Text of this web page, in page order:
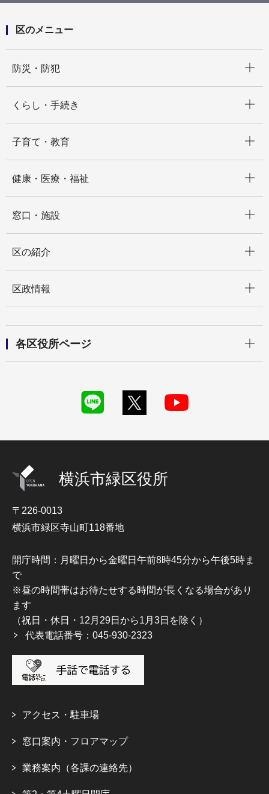
区のメニュー
防災・防犯
くらし・手続き
子育て・教育
健康・医療・福祉
窓口・施設
区の紹介
区政情報
各区役所ページ
横浜市緑区役所
〒226-0013
横浜市緑区寺山町118番地
開庁時間：月曜日から金曜日午前8時45分から午後5時ま
で
※昼の時間帯はお待たせする時間が長くなる場合があり
ます
（祝日・休日・12月29日から1月3日を除く）
代表電話番号：045-930-2323
アクセス・駐車場
窓口案内・フロアマップ
業務案内（各課の連絡先）